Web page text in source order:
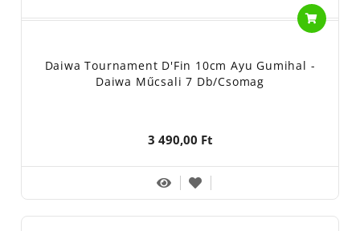
Daiwa Tournament D'Fin 10cm Ayu Gumihal -
Daiwa Műcsali 7 Db/csomag
3 490,00 Ft